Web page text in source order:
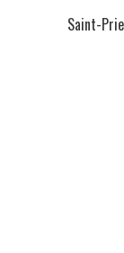
Saint-